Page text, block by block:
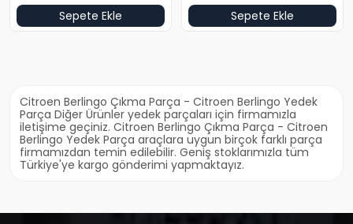
Sepete Ekle Sepete Ekle
Citroen Berlingo Çıkma Parça - Citroen Berlingo Yedek
Parça Diğer Ürünler yedek parçaları için firmamızla
iletişime geçiniz. Citroen Berlingo Çıkma Parça - Citroen
Berlingo Yedek Parça araçlara uygun birçok farklı parça
firmamızdan temin edilebilir. Geniş stoklarımızla tüm
Türkiye'ye kargo gönderimi yapmaktayız.